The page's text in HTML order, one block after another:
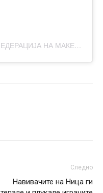
A post shared by РАКОМЕТНА ФЕДЕРАЦИЈА НА МАКЕДОНИЈА (@macedonianhandballfederation)
Следно
Навивачите на Ница ги